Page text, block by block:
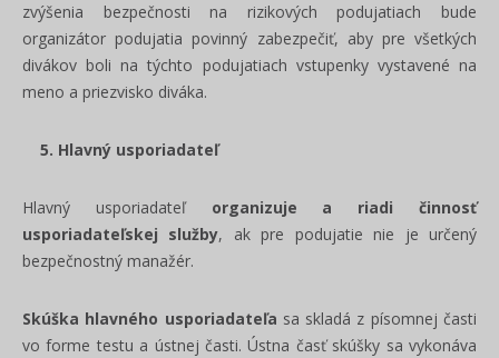
zvýšenia bezpečnosti na rizikových podujatiach bude
organizátor podujatia povinný zabezpečiť, aby pre všetkých
divákov boli na týchto podujatiach vstupenky vystavené na
meno a priezvisko diváka.
5. Hlavný usporiadateľ
Hlavný usporiadateľ organizuje a riadi činnosť
usporiadateľskej služby, ak pre podujatie nie je určený
bezpečnostný manažér.
Skúška hlavného usporiadateľa sa skladá z písomnej časti
vo forme testu a ústnej časti. Ústna časť skúšky sa vykonáva